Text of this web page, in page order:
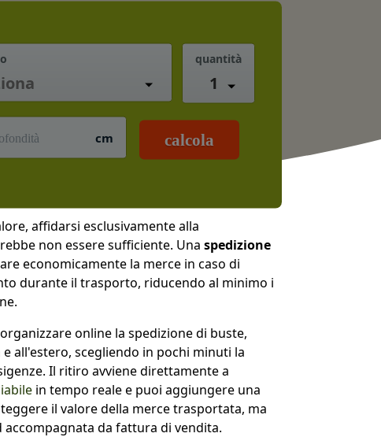
quantità
1
cm calcola
affidarsi esclusivamente alla
non essere sufficiente. Una spedizione
economicamente la merce in caso di
durante il trasporto, riducendo al minimo i
online la spedizione di buste,
all'estero, scegliendo in pochi minuti la
Il ritiro avviene direttamente a
in tempo reale e puoi aggiungere una
il valore della merce trasportata, ma
accompagnata da fattura di vendita.